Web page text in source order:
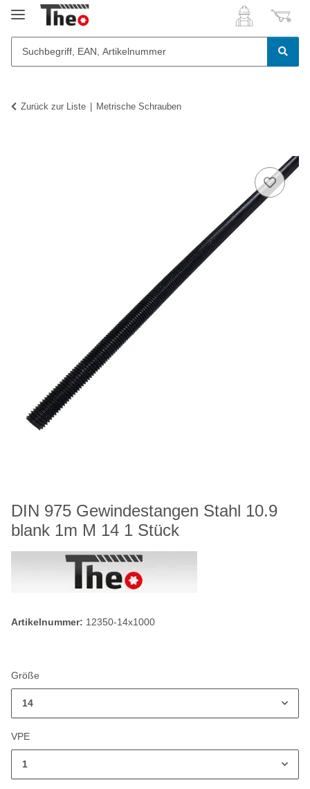
Zurück zur Liste Metrische Schrauben
DIN 975 Gewindestangen Stahl 10.9
blank 1m M 14 1 Stück
Artikelnummer: 12350-14x1000
Größe
14
VPE
1